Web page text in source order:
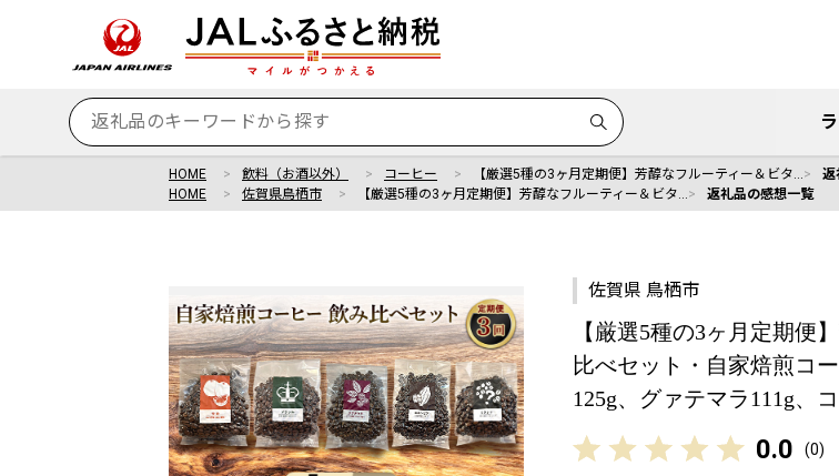
HOME 飲料（お酒以外） コーヒー 【厳選5種の3ヶ月定期便】芳醇なフルーティー＆ビタ…
返
HOME
佐賀県鳥栖市 【厳選5種の3ヶ月定期便】芳醇なフルーティー＆ビタ… 返礼品の感想一覧
佐賀県 鳥栖市
【厳選5種の3ヶ月定期便
比べセット・自家焙煎コ
125g、グァテマラ111g、
0.0 (0)